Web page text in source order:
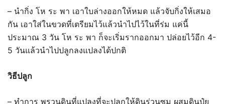
– นำกิ่ง โห ระ พา เอาใบล่างออกให้หมด แล้วจับกิ่งให้เสมอ
กัน เอาใส่ในขวดที่เตรียมไว้แล้วนำไปไว้ในที่ร่ม แค่นี้
ประมาณ 3 วัน โห ระ พา ก็จะเริ่มรากออกมา ปล่อยไว้อีก 4-
5 วันแล้วนำไปปลูกลงแปลงได้ปกติ
วิธีปลูก
– ทำการ พรวนดินที่แปลงที่จะปลูกให้ดินร่วนซุม ผสมดินปุ๋ย